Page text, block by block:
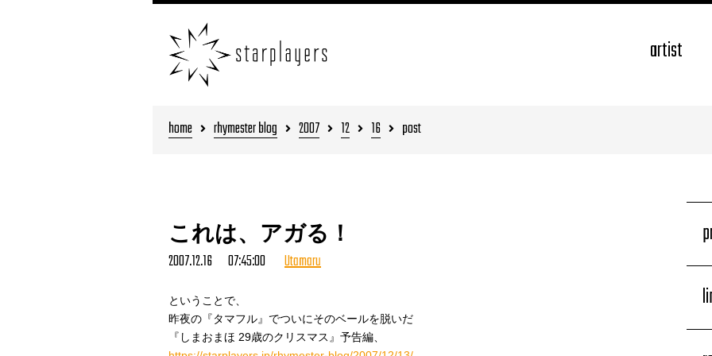
artist
home rhymester blog 2007 12 16 post
これは、アガる！
2007.12.16 07:45:00 Utamaru
ということで、
昨夜の『タマフル』でついにそのベールを脱いだ
『しまおまほ 29歳のクリスマス』予告編、